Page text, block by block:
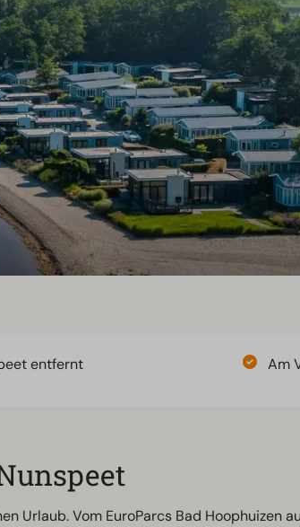
entfernt Am
Urlaub. Vom EuroParcs Bad Hoophuizen